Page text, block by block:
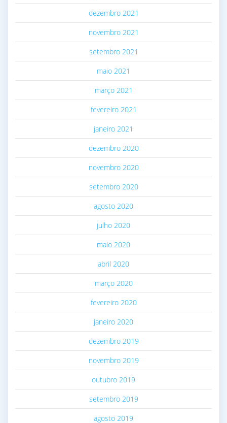
dezembro 2021
novembro 2021
setembro 2021
maio 2021
março 2021
fevereiro 2021
janeiro 2021
dezembro 2020
novembro 2020
setembro 2020
agosto 2020
julho 2020
maio 2020
abril 2020
março 2020
fevereiro 2020
janeiro 2020
dezembro 2019
novembro 2019
outubro 2019
setembro 2019
agosto 2019